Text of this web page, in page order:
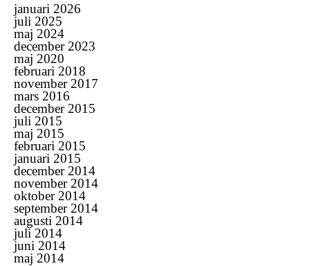
januari 2026
juli 2025
maj 2024
december 2023
maj 2020
februari 2018
november 2017
mars 2016
december 2015
juli 2015
maj 2015
februari 2015
januari 2015
december 2014
november 2014
oktober 2014
september 2014
augusti 2014
juli 2014
juni 2014
maj 2014